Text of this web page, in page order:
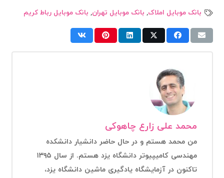
بانک موبایل املاک, بانک موبایل تهران, بانک موبایل رباط کریم
محمد علی زارع چاهوکی
من محمد هستم و در حال حاضر دانشیار دانشکده
مهندسی کامیپیوتر دانشگاه یزد هستم. از سال ۱۳۹۵
تاکنون در آزمایشگاه یادگیری ماشین دانشگاه یزد،